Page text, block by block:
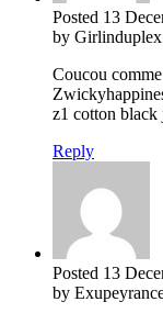
Posted 13
by Girlinduplex
Coucou
z1 cotton black
Reply
Posted 13
by